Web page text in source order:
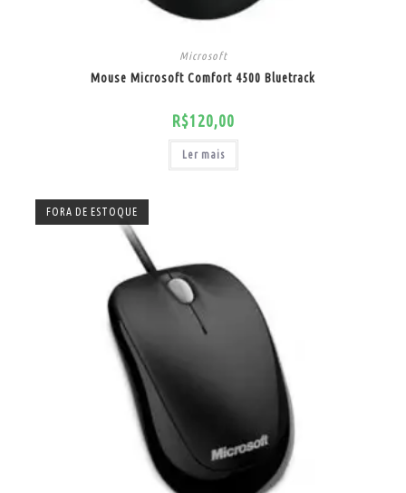
Microsoft
Mouse Microsoft Comfort 4500 Bluetrack
R$120,00
Ler mais
FORA DE ESTOQUE